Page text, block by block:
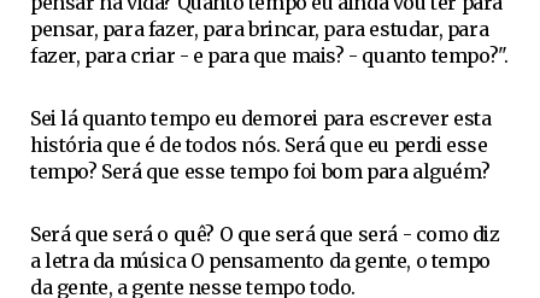
pensar, para fazer, para brincar, para estudar, para
fazer, para criar - e para que mais? - quanto tempo?".
Sei lá quanto tempo eu demorei para escrever esta
história que é de todos nós. Será que eu perdi esse
tempo? Será que esse tempo foi bom para alguém?
Será que será o quê? O que será que será - como diz
a letra da música O pensamento da gente, o tempo
da gente, a gente nesse tempo todo.